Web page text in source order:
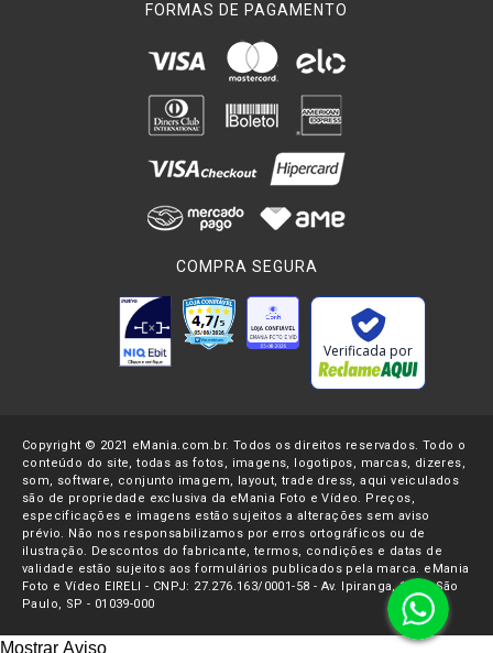
FORMAS DE PAGAMENTO
COMPRA SEGURA
Verificada por
Copyright © 2021 eMania.com.br. Todos os direitos reservados. Todo o
conteúdo do site, todas as fotos, imagens, logotipos, marcas, dizeres,
som, software, conjunto imagem, layout, trade dress, aqui veiculados
são de propriedade exclusiva da eMania Foto e Vídeo. Preços,
especificações e imagens estão sujeitos a alterações sem aviso
prévio. Não nos responsabilizamos por erros ortográficos ou de
ilustração. Descontos do fabricante, termos, condições e datas de
validade estão sujeitos aos formulários publicados pela marca. eMania
Foto e Vídeo EIRELI - CNPJ: 27.276.163/0001-58 - Av. Ipiranga, 1107- São
Paulo, SP - 01039-000
Mostrar Aviso